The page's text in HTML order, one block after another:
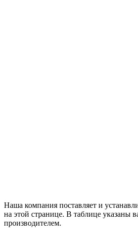
Наша компания поставляет и
на этой странице. В таблице
производителем.